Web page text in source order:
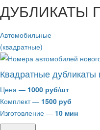
ДУБЛИКАТЫ
Автомобильные
(квадратные)
Квадратные дубликаты
Цена — 1000 руб/шт
Комплект — 1500 руб
Изготовление — 10 мин